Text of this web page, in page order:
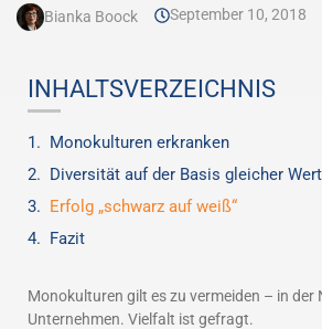
Bianka Boock September 10, 2018
INHALTSVERZEICHNIS
Monokulturen erkranken
Diversität auf der Basis gleicher
Erfolg „schwarz auf weiß“
Fazit
Monokulturen gilt es zu vermeiden – in der
Unternehmen. Vielfalt ist gefragt.